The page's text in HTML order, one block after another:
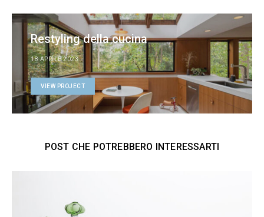
Restyling della cucina
18 APRILE 2023
VIEW PROJECT
POST CHE POTREBBERO INTERESSARTI